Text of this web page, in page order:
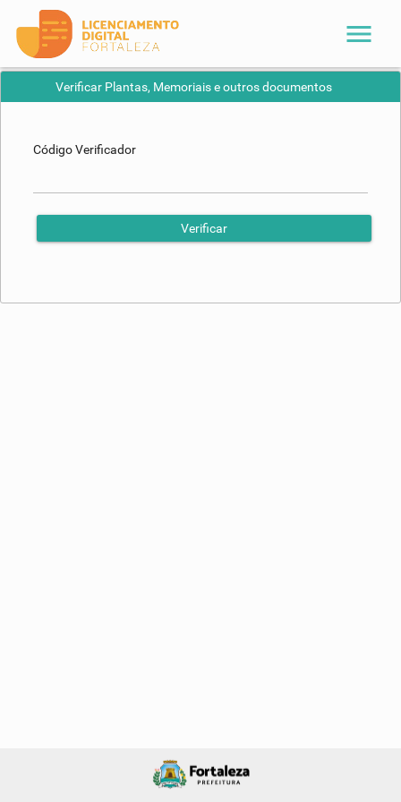
menu
Verificar Plantas, Memoriais e outros documentos
Código Verificador
Verificar